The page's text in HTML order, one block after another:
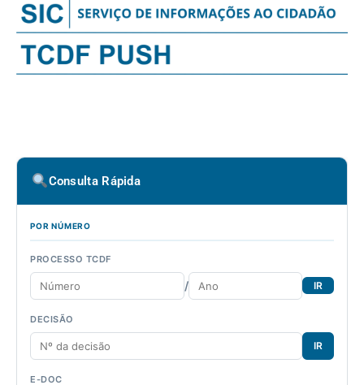
Consulta Rápida
POR NÚMERO
PROCESSO TCDF
/ IR
DECISÃO
IR
E-DOC